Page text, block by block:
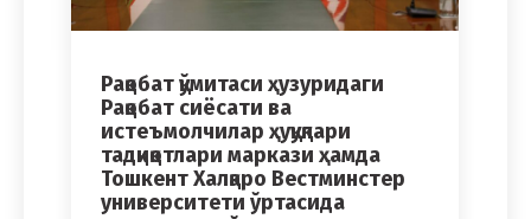
Рақобат қўмитаси ҳузуридаги
Рақобат сиёсати ва
истеъмолчилар ҳуқуқлари
тадқиқотлари маркази ҳамда
Тошкент Халқаро Вестминстер
университети ўртасида